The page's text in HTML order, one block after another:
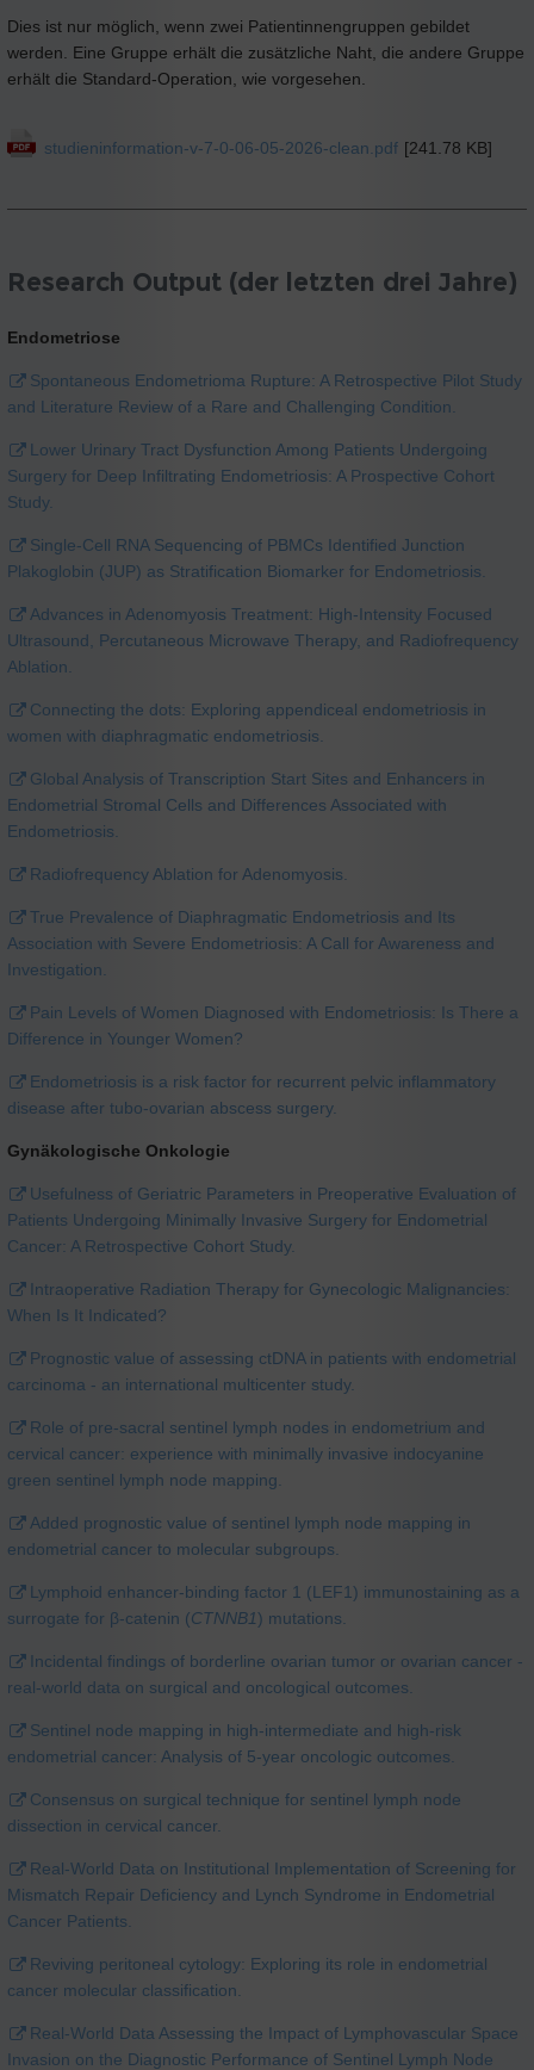
Dies ist nur möglich, wenn zwei Patientinnengruppen gebildet
werden. Eine Gruppe erhält die zusätzliche Naht, die andere Gruppe
erhält die Standard-Operation, wie vorgesehen.
studieninformation-v-7-0-06-05-2026-clean.pdf [241.78 KB]
Research Output (der letzten drei Jahre)
Endometriose
Spontaneous Endometrioma Rupture: A Retrospective Pilot Study
and Literature Review of a Rare and Challenging Condition.
Lower Urinary Tract Dysfunction Among Patients Undergoing
Surgery for Deep Infiltrating Endometriosis: A Prospective Cohort
Study.
Single-Cell RNA Sequencing of PBMCs Identified Junction
Plakoglobin (JUP) as Stratification Biomarker for Endometriosis.
Advances in Adenomyosis Treatment: High-Intensity Focused
Ultrasound, Percutaneous Microwave Therapy, and Radiofrequency
Ablation.
Connecting the dots: Exploring appendiceal endometriosis in
women with diaphragmatic endometriosis.
Global Analysis of Transcription Start Sites and Enhancers in
Endometrial Stromal Cells and Differences Associated with
Endometriosis.
Radiofrequency Ablation for Adenomyosis.
True Prevalence of Diaphragmatic Endometriosis and Its
Association with Severe Endometriosis: A Call for Awareness and
Investigation.
Pain Levels of Women Diagnosed with Endometriosis: Is There a
Difference in Younger Women?
Endometriosis is a risk factor for recurrent pelvic inflammatory
disease after tubo-ovarian abscess surgery.
Gynäkologische Onkologie
Usefulness of Geriatric Parameters in Preoperative Evaluation of
Patients Undergoing Minimally Invasive Surgery for Endometrial
Cancer: A Retrospective Cohort Study.
Intraoperative Radiation Therapy for Gynecologic Malignancies:
When Is It Indicated?
Prognostic value of assessing ctDNA in patients with endometrial
carcinoma - an international multicenter study.
Role of pre-sacral sentinel lymph nodes in endometrium and
cervical cancer: experience with minimally invasive indocyanine
green sentinel lymph node mapping.
Added prognostic value of sentinel lymph node mapping in
endometrial cancer to molecular subgroups.
Lymphoid enhancer-binding factor 1 (LEF1) immunostaining as a
surrogate for β-catenin (CTNNB1) mutations.
Incidental findings of borderline ovarian tumor or ovarian cancer -
real-world data on surgical and oncological outcomes.
Sentinel node mapping in high-intermediate and high-risk
endometrial cancer: Analysis of 5-year oncologic outcomes.
Consensus on surgical technique for sentinel lymph node
dissection in cervical cancer.
Real-World Data on Institutional Implementation of Screening for
Mismatch Repair Deficiency and Lynch Syndrome in Endometrial
Cancer Patients.
Reviving peritoneal cytology: Exploring its role in endometrial
cancer molecular classification.
Real-World Data Assessing the Impact of Lymphovascular Space
Invasion on the Diagnostic Performance of Sentinel Lymph Node